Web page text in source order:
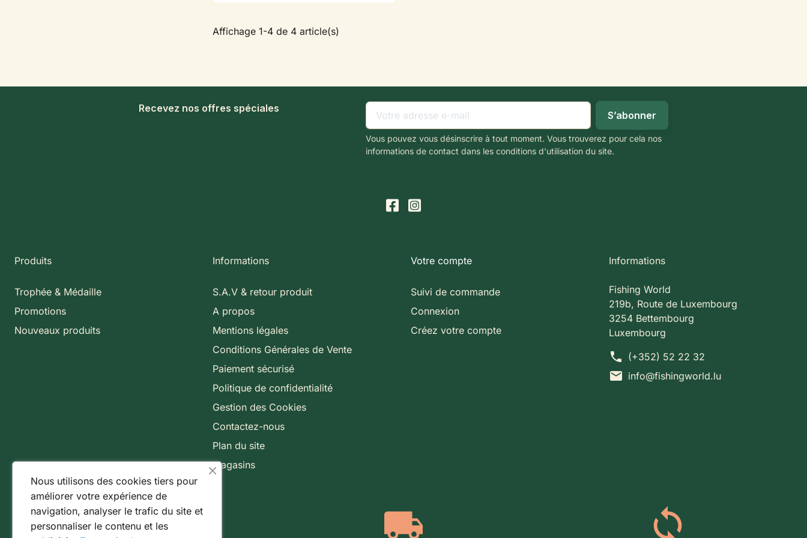
Affichage 1-4 de 4 article(s)
Recevez nos offres spéciales
Vous pouvez vous désinscrire à tout moment. Vous trouverez pour cela nos
informations de contact dans les conditions d'utilisation du site.
Produits
Trophée & Médaille
Promotions
Nouveaux produits
Informations
S.A.V & retour produit
A propos
Mentions légales
Conditions Générales de Vente
Paiement sécurisé
Politique de confidentialité
Gestion des Cookies
Contactez-nous
Plan du site
Magasins
Votre compte
Suivi de commande
Connexion
Créez votre compte
Informations
Fishing World
219b, Route de Luxembourg
3254 Bettembourg
Luxembourg
phone (+352) 52 22 32
mail info@fishingworld.lu
Nous utilisons des cookies tiers pour
améliorer votre expérience de
navigation, analyser le trafic du site et
personnaliser le contenu et les